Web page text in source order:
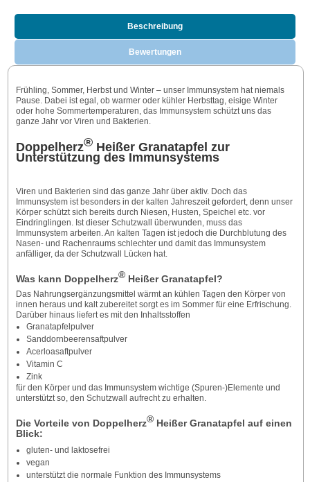
Beschreibung
Bewertungen
Frühling, Sommer, Herbst und Winter – unser Immunsystem hat niemals
Pause. Dabei ist egal, ob warmer oder kühler Herbsttag, eisige Winter
oder hohe Sommertemperaturen, das Immunsystem schützt uns das
ganze Jahr vor Viren und Bakterien.
Doppelherz® Heißer Granatapfel zur
Unterstützung des Immunsystems
Viren und Bakterien sind das ganze Jahr über aktiv. Doch das
Immunsystem ist besonders in der kalten Jahreszeit gefordert, denn unser
Körper schützt sich bereits durch Niesen, Husten, Speichel etc. vor
Eindringlingen. Ist dieser Schutzwall überwunden, muss das
Immunsystem arbeiten. An kalten Tagen ist jedoch die Durchblutung des
Nasen- und Rachenraums schlechter und damit das Immunsystem
anfälliger, da der Schutzwall Lücken hat.
Was kann Doppelherz® Heißer Granatapfel?
Das Nahrungsergänzungsmittel wärmt an kühlen Tagen den Körper von
innen heraus und kalt zubereitet sorgt es im Sommer für eine Erfrischung.
Darüber hinaus liefert es mit den Inhaltsstoffen
Granatapfelpulver
Sanddornbeerensaftpulver
Acerloasaftpulver
Vitamin C
Zink
für den Körper und das Immunsystem wichtige (Spuren-)Elemente und
unterstützt so, den Schutzwall aufrecht zu erhalten.
Die Vorteile von Doppelherz® Heißer Granatapfel auf einen
Blick:
gluten- und laktosefrei
vegan
unterstützt die normale Funktion des Immunsystems